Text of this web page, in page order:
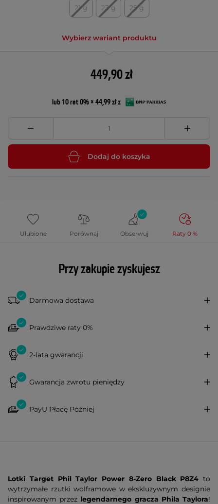
21 g 23 g 25 g
Wybierz wariant produktu
449,90 zł
lub 10 rat 0% × 44,99 zł z
Dodaj do koszyka
Ulubione Porównaj Obserwuj Raty 0 %
Przy zakupie zyskujesz
Darmowa dostawa
Prawdziwe raty 0%
2-lata gwarancji
Gwarancja zwrotu pieniędzy
PayU Płacę Później
Lotki Target Phil Taylor Power 8-Zero Black P8Z4 to
wytrzymałe rzutki wolframowe w ekskluzywnym designie
inspirowanym przez legendarnego gracza Phila Taylora!